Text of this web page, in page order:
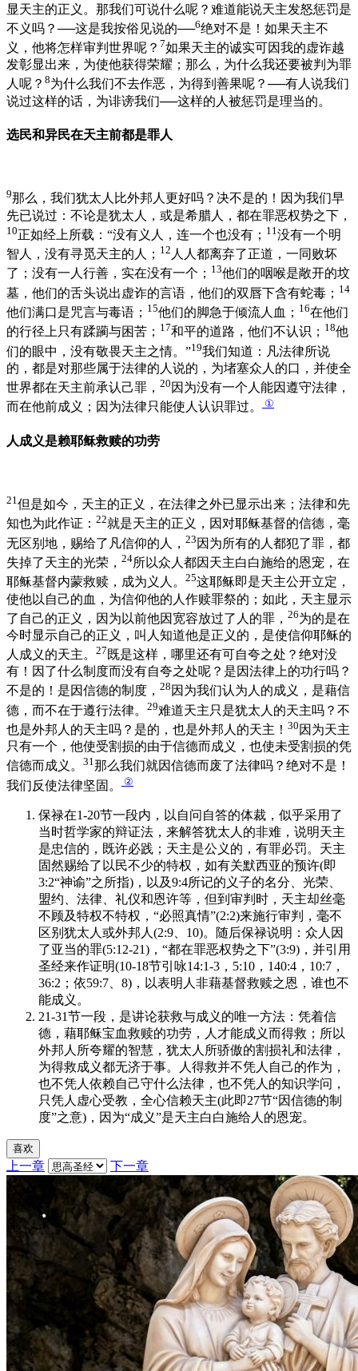
显天主的正义。那我们可说什么呢？难道能说天主发怒惩罚是
不义吗？──这是我按俗见说的──6绝对不是！如果天主不
义，他将怎样审判世界呢？ 7如果天主的诚实可因我的虚诈越
发彰显出来，为使他获得荣耀；那么，为什么我还要被判为罪
人呢？ 8为什么我们不去作恶，为得到善果呢？──有人说我们
说过这样的话，为诽谤我们──这样的人被惩罚是理当的。
选民和异民在天主前都是罪人
9那么，我们犹太人比外邦人更好吗？决不是的！因为我们早
先已说过：不论是犹太人，或是希腊人，都在罪恶权势之下，
10正如经上所载：“没有义人，连一个也没有； 11 没有一个明
智人，没有寻觅天主的人； 12 人人都离弃了正道，一同败坏
了；没有一人行善，实在没有一个； 13他们的咽喉是敞开的坟
墓，他们的舌头说出虚诈的言语，他们的双唇下含有蛇毒； 14
他们满口是咒言与毒语； 15他们的脚急于倾流人血； 16在他们
的行径上只有蹂躏与困苦； 17和平的道路，他们不认识； 18他
们的眼中，没有敬畏天主之情。”19我们知道：凡法律所说
的，都是对那些属于法律的人说的，为堵塞众人的口，并使全
世界都在天主前承认己罪， 20 因为没有一个人能因遵守法律，
而在他前成义；因为法律只能使人认识罪过。
①
人成义是赖耶稣救赎的功劳
21但是如今，天主的正义，在法律之外已显示出来；法律和先
知也为此作证： 22就是天主的正义，因对耶稣基督的信德，毫
无区别地，赐给了凡信仰的人， 23 因为所有的人都犯了罪，都
失掉了天主的光荣， 24所以众人都因天主白白施给的恩宠，在
耶稣基督内蒙救赎，成为义人。 25这耶稣即是天主公开立定，
使他以自己的血，为信仰他的人作赎罪祭的；如此，天主显示
了自己的正义，因为以前他因宽容放过了人的罪， 26为的是在
今时显示自己的正义，叫人知道他是正义的，是使信仰耶稣的
人成义的天主。 27 既是这样，哪里还有可自夸之处？绝对没
有！因了什么制度而没有自夸之处呢？是因法律上的功行吗？
不是的！是因信德的制度， 28 因为我们认为人的成义，是藉信
德，而不在于遵行法律。 29难道天主只是犹太人的天主吗？不
也是外邦人的天主吗？是的，也是外邦人的天主！ 30 因为天主
只有一个，他使受割损的由于信德而成义，也使未受割损的凭
信德而成义。 31那么我们就因信德而废了法律吗？绝对不是！
我们反使法律坚固。
②
保禄在1-20节一段内，以自问自答的体裁，似乎采用了
当时哲学家的辩证法，来解答犹太人的非难，说明天主
是忠信的，既许必践；天主是公义的，有罪必罚。天主
固然赐给了以民不少的特权，如有关默西亚的预许(即
3:2“神谕”之所指)，以及9:4所记的义子的名分、光荣、
盟约、法律、礼仪和恩许等，但到审判时，天主却丝毫
不顾及特权不特权，“必照真情”(2:2)来施行审判，毫不
区别犹太人或外邦人(2:9、10)。随后保禄说明：众人因
了亚当的罪(5:12-21)，“都在罪恶权势之下”(3:9)，并引用
圣经来作证明(10-18节引咏14:1-3，5:10，140:4，10:7，
36:2；依59:7、8)，以表明人非藉基督救赎之恩，谁也不
能成义。
21-31节一段，是讲论获救与成义的唯一方法：凭着信
德，藉耶稣宝血救赎的功劳，人才能成义而得救；所以
外邦人所夸耀的智慧，犹太人所骄傲的割损礼和法律，
为得救成义都无济于事。人得救并不凭人自己的作为，
也不凭人依赖自己守什么法律，也不凭人的知识学问，
只凭人虚心受教，全心信赖天主(此即27节“因信德的制
度”之意)，因为“成义”是天主白白施给人的恩宠。
喜欢
上一章 下一章